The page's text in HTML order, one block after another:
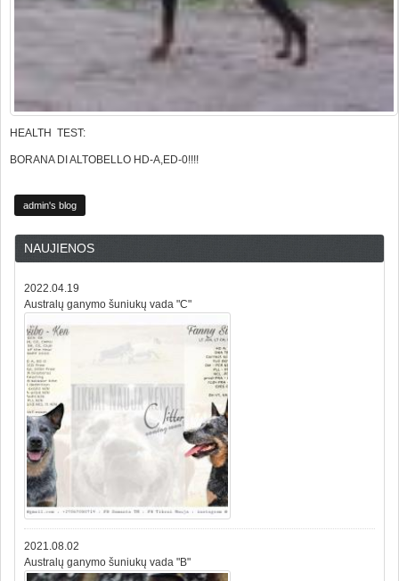
HEALTH TEST:
BORANA DI ALTOBELLO HD-A,ED-0!!!!
admin's blog
NAUJIENOS
2022.04.19
Australų ganymo šuniukų vada "C"
2021.08.02
Australų ganymo šuniukų vada "B"